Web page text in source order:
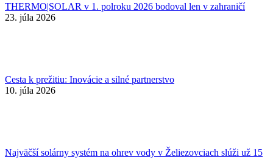
THERMO|SOLAR v 1. polroku 2026 bodoval len v zahraničí
23. júla 2026
Cesta k prežitiu: Inovácie a silné partnerstvo
10. júla 2026
Najväčší solárny systém na ohrev vody v Želiezovciach slúži už 15